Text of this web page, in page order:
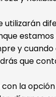
utilizarán
y
que
con la